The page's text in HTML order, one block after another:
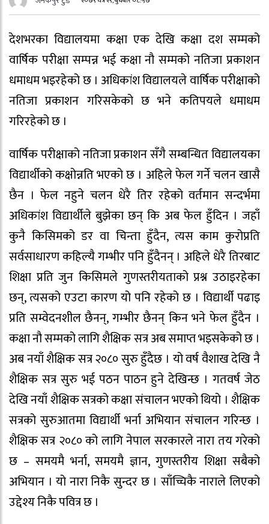
देशभरका विद्यालयमा कक्षा एक देखि कक्षा दश सम्मको
वार्षिक परीक्षा सम्पन्न भई कक्षा नौ सम्मको नतिजा प्रकाशन
धमाधम भइरहेको छ । अधिकांश विद्यालयले वार्षिक परीक्षाको
नतिजा प्रकाशन गरिसकेको छ भने कतिपयले धमाधम
गरिरहेको छ ।
वार्षिक परीक्षाको नतिजा प्रकाशन सँगै सम्बन्धित विद्यालयका
विद्यार्थीको कक्षोन्नति भएको छ । अहिले फेल गर्ने चलन खासै
छैन । फेल नहुने चलन धेरै तिर रहेको वर्तमान सन्दर्भमा
अधिकांश विद्यार्थीले बुझेका छन् कि अब फेल हुँदिन । जहाँ
कुनै किसिमको डर वा चिन्ता हुँदैन, त्यस काम कुरोप्रति
सर्वसाधारण कहिल्यै गम्भीर पनि हुँदैनन् । अहिले धेरै तिरबाट
शिक्षा प्रति जुन किसिमले गुणस्तरीयताको प्रश्न उठाइरहेका
छन्, त्यसको एउटा कारण यो पनि रहेको छ । विद्यार्थी पढाइ
प्रति सम्वेदनशील छैनन्, गम्भीर छैनन् किन भने फेल हुँदैन ।
कक्षा नौ सम्मको लागि शैक्षिक सत्र अब समाप्त भइसकेको छ ।
अब नयाँ शैक्षिक सत्र २०८० सुरु हुँदैछ । यो वर्ष वैशाख देखि नै
शैक्षिक सत्र सुरु भई पठन पाठन हुने देखिन्छ । गतवर्ष जेठ
देखि नयाँ शैक्षिक सत्रको कक्षा संचालन भएको थियो । शैक्षिक
सत्रको सुरुआतमा विद्यार्थी भर्ना अभियान संचालन गरिन्छ ।
शैक्षिक सत्र २०८० को लागि नेपाल सरकारले नारा तय गरेको
छ – समयमै भर्ना, समयमै ज्ञान, गुणस्तरीय शिक्षा सबैको
अभियान । यो नारा निकै सुन्दर छ । साँच्चिकै नाराले लिएको
उद्देश्य निकै पवित्र छ ।